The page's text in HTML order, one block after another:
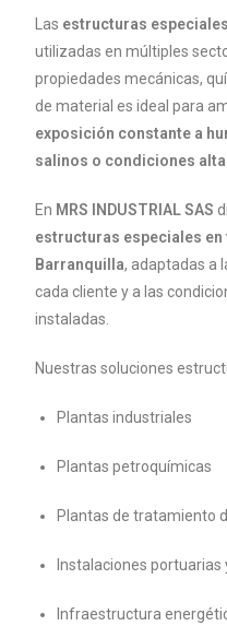
Las estructuras
utilizadas en múltiples
propiedades mecánicas,
de material es ideal para
exposición constante a
salinos o condiciones
En MRS INDUSTRIAL SAS
estructuras especiales en
Barranquilla, adaptadas a
cada cliente y a las
instaladas.
Nuestras soluciones
Plantas industriales
Plantas petroquímicas
Plantas de tratamiento
Instalaciones
Infraestructura